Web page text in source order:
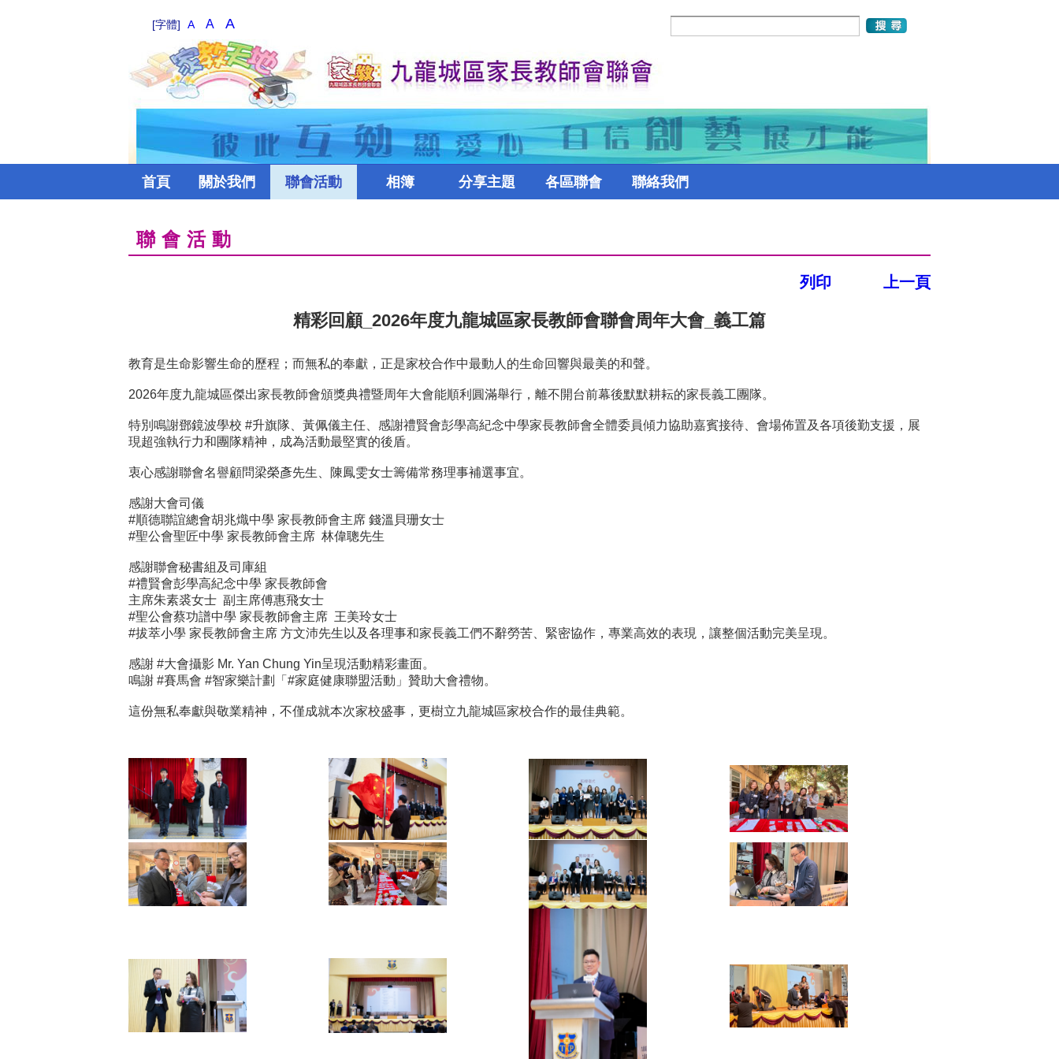
[字體] A A A
首頁 關於我們 聯會活動 相簿 分享主題 各區聯會 聯絡我們
聯會活動
列印 上一頁
精彩回顧_2026年度九龍城區家長教師會聯會周年大會_義工篇
教育是生命影響生命的歷程；而無私的奉獻，正是家校合作中最動人的生命回響與最美的和聲。
2026年度九龍城區傑出家長教師會頒獎典禮暨周年大會能順利圓滿舉行，離不開台前幕後默默耕耘的家長義工團隊。
特別鳴謝鄧鏡波學校 #升旗隊、黃佩儀主任、感謝禮賢會彭學高紀念中學家長教師會全體委員傾力協助嘉賓接待、會場佈置及各項後勤支援，展
現超強執行力和團隊精神，成為活動最堅實的後盾。
衷心感謝聯會名譽顧問梁榮彥先生、陳鳳雯女士籌備常務理事補選事宜。
感謝大會司儀
#順德聯誼總會胡兆熾中學 家長教師會主席 錢溫貝珊女士
#聖公會聖匠中學 家長教師會主席 林偉聰先生
感謝聯會秘書組及司庫組
#禮賢會彭學高紀念中學 家長教師會
主席朱素裘女士 副主席傅惠飛女士
#聖公會蔡功譜中學 家長教師會主席 王美玲女士
#拔萃小學 家長教師會主席 方文沛先生以及各理事和家長義工們不辭勞苦、緊密協作，專業高效的表現，讓整個活動完美呈現。
感謝 #大會攝影 Mr. Yan Chung Yin呈現活動精彩畫面。
鳴謝 #賽馬會 #智家樂計劃「#家庭健康聯盟活動」贊助大會禮物。
這份無私奉獻與敬業精神，不僅成就本次家校盛事，更樹立九龍城區家校合作的最佳典範。